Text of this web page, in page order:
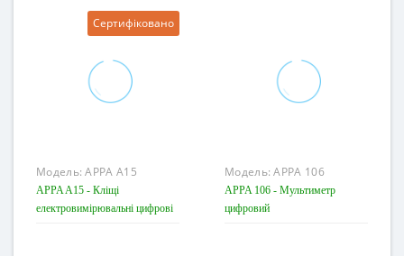
Сертифіковано
Модель:APPA A15
APPA A15 - Кліщі
електровимірювальні цифрові
Модель:APPA 106
APPA 106 - Мультиметр
цифровий